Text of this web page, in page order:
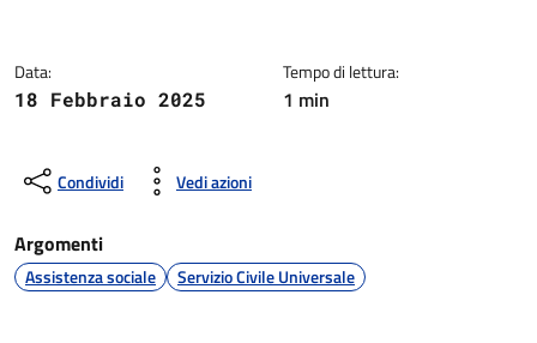
Data:
18 Febbraio 2025
Tempo di lettura:
1 min
Condividi Vedi azioni
Argomenti
Assistenza sociale Servizio Civile Universale